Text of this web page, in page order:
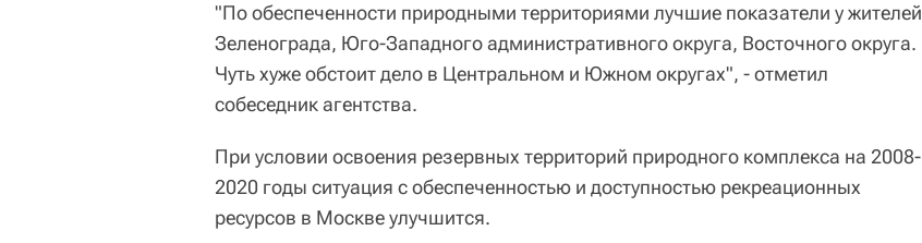
"По обеспеченности природными территориями лучшие показатели у жителей
Зеленограда, Юго-Западного административного округа, Восточного округа.
Чуть хуже обстоит дело в Центральном и Южном округах", - отметил
собеседник агентства.
При условии освоения резервных территорий природного комплекса на 2008-
2020 годы ситуация с обеспеченностью и доступностью рекреационных
ресурсов в Москве улучшится.